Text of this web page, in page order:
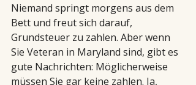
Niemand springt morgens aus dem
Bett und freut sich darauf,
Grundsteuer zu zahlen. Aber wenn
Sie Veteran in Maryland sind, gibt es
gute Nachrichten: Möglicherweise
müssen Sie gar keine zahlen. Ja,